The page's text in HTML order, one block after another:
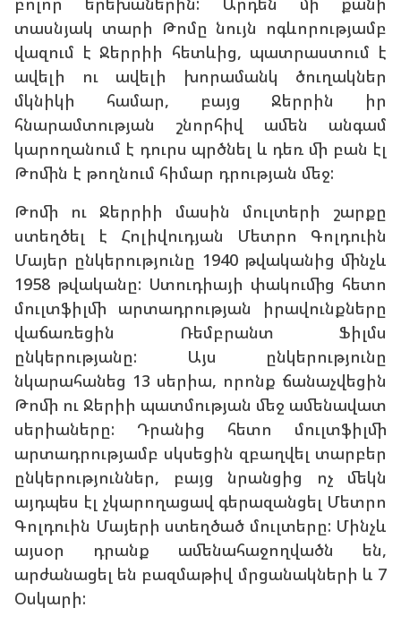
տասնյակ տարի Թոմը նույն ոգևորությամբ
վազում է Ջերրիի հետևից, պատրաստում է
ավելի ու ավելի խորամանկ ծուղակներ
մկնիկի համար, բայց Ջերրին իր
հնարամտության շնորհիվ ամեն անգամ
կարողանում է դուրս պրծնել և դեռ մի բան էլ
Թոմին է թողնում հիմար դրության մեջ:
Թոմի ու Ջերրիի մասին մուլտերի շարքը
ստեղծել է Հոլիվուդյան Մետրո Գոլդուին
Մայեր ընկերությունը 1940 թվականից մինչև
1958 թվականը: Ստուդիայի փակումից հետո
մուլտֆիլմի արտադրության իրավունքները
վաճառեցին Ռեմբրանտ Ֆիլմս
ընկերությանը: Այս ընկերությունը
նկարահանեց 13 սերիա, որոնք ճանաչվեցին
Թոմի ու Ջերիի պատմության մեջ ամենավատ
սերիաները: Դրանից հետո մուլտֆիլմի
արտադրությամբ սկսեցին զբաղվել տարբեր
ընկերություններ, բայց նրանցից ոչ մեկն
այդպես էլ չկարողացավ գերազանցել Մետրո
Գոլդուին Մայերի ստեղծած մուլտերը: Մինչև
այսօր դրանք ամենահաջողվածն են,
արժանացել են բազմաթիվ մրցանակների և 7
Օսկարի: